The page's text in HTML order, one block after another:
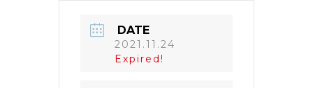
DATE
2021.11.24
Expired!